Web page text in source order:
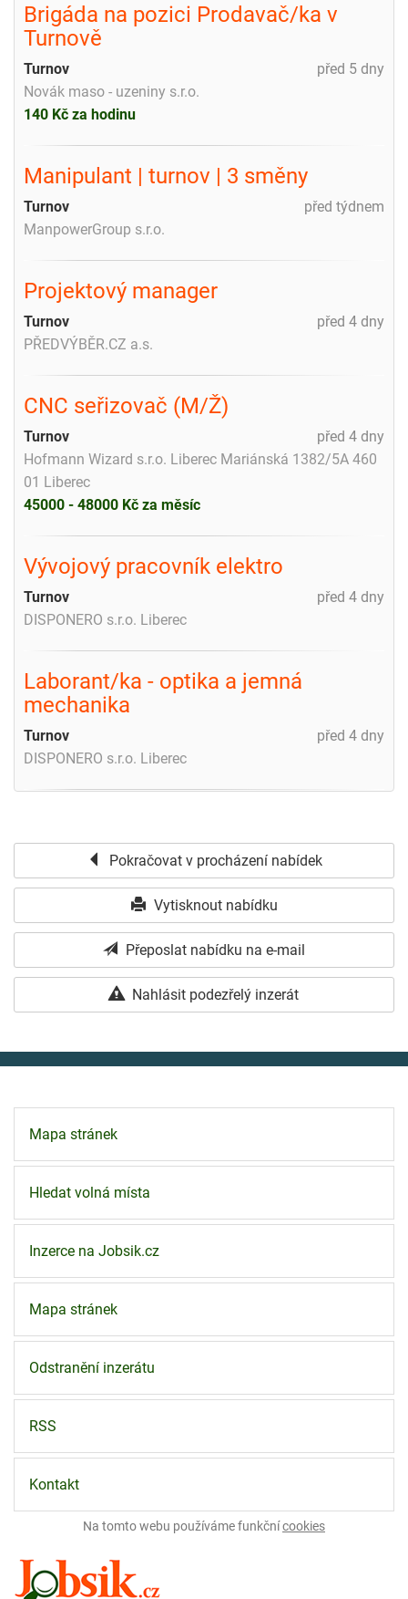
Brigáda na pozici Prodavač/ka v
Turnově
před 5 dny
Turnov
Novák maso - uzeniny s.r.o.
140 Kč za hodinu
Manipulant | turnov | 3 směny
před týdnem
Turnov
ManpowerGroup s.r.o.
Projektový manager
před 4 dny
Turnov
PŘEDVÝBĚR.CZ a.s.
CNC seřizovač (M/Ž)
před 4 dny
Turnov
Hofmann Wizard s.r.o. Liberec Mariánská 1382/5A 460
01 Liberec
45000 - 48000 Kč za měsíc
Vývojový pracovník elektro
před 4 dny
Turnov
DISPONERO s.r.o. Liberec
Laborant/ka - optika a jemná
mechanika
před 4 dny
Turnov
DISPONERO s.r.o. Liberec
Pokračovat v procházení nabídek
Vytisknout nabídku
Přeposlat nabídku na e-mail
Nahlásit podezřelý inzerát
Mapa stránek
Hledat volná místa
Inzerce na Jobsik.cz
Mapa stránek
Odstranění inzerátu
RSS
Kontakt
Na tomto webu používáme funkčnícookies